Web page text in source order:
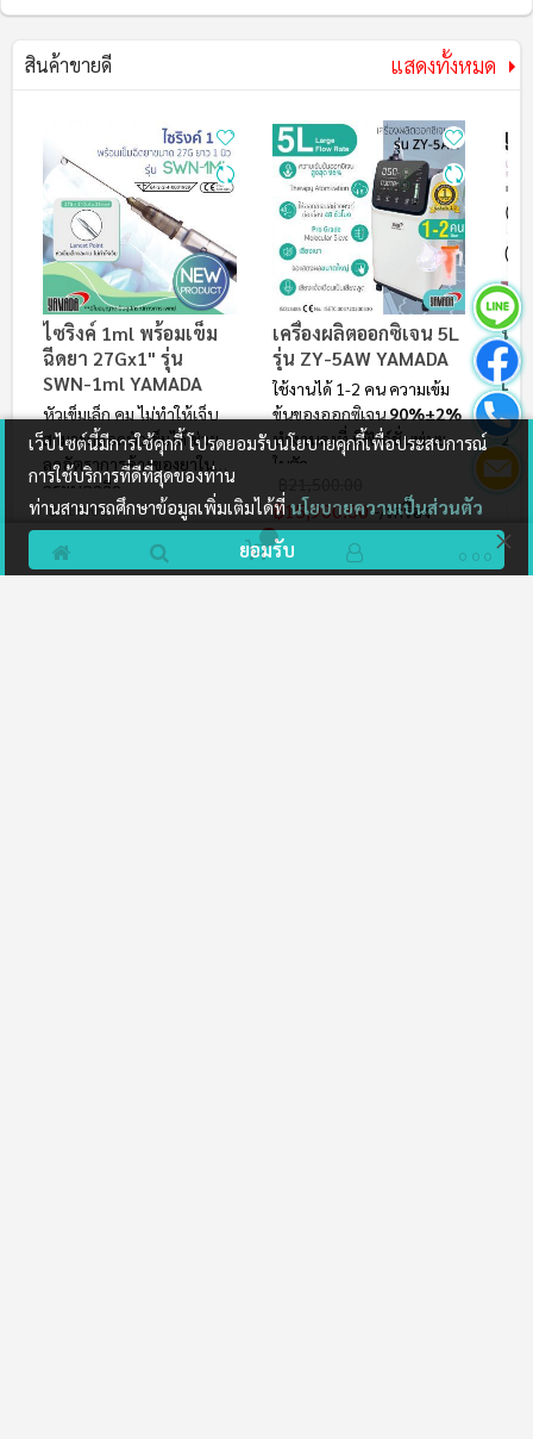
เว็บไซต์นี้มีการใช้คุกกี้ โปรดยอมรับนโยบายคุกกี้เพื่อประสบการณ์
การใช้บริการที่ดีที่สุดของท่าน
ท่านสามารถศึกษาข้อมูลเพิ่มเติมได้ที่นโยบายความเป็นส่วนตัว
ยอมรับ
สินค้าขายดี แสดงทั้งหมด
ไซริงค์ 1ml พร้อมเข็ม
ฉีดยา 27Gx1" รุ่น
SWN-1ml YAMADA
หัวเข็มเล็ก คม ไม่ทำให้เจ็บ
สามารถถอดหัวเข็มได้ ช่วย
ลดอัตราการค้างของยาใน
กระบอกฉีด
฿400.00
฿280.00 /กล่อง
In Stock ลด 30%
เครื่องผลิตออกซิเจน 5L
รุ่น ZY-5AW YAMADA
ใช้งานได้ 1-2 คน ความเข้ม
ข้นของออกซิเจน90%±2%
ทำงานคงที่ มีฟังก์ชั่นพ่นยา
ในตัว
฿15,900.00 /เครื่อง
Out of stock
หน้
L
ปก
2.5
ปร
In